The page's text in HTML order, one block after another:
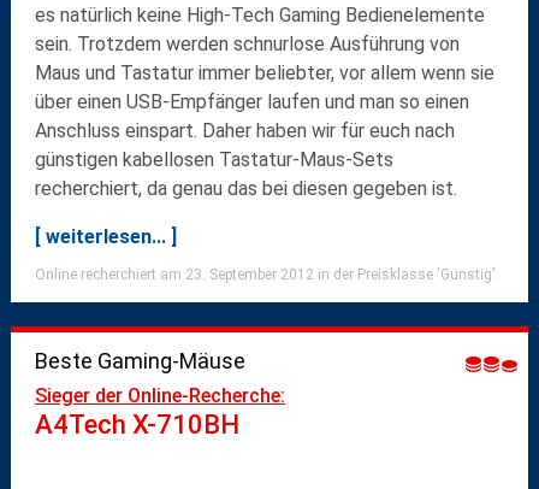
es natürlich keine High-Tech Gaming Bedienelemente
sein. Trotzdem werden schnurlose Ausführung von
Maus und Tastatur immer beliebter, vor allem wenn sie
über einen USB-Empfänger laufen und man so einen
Anschluss einspart. Daher haben wir für euch nach
günstigen kabellosen Tastatur-Maus-Sets
recherchiert, da genau das bei diesen gegeben ist.
[ weiterlesen... ]
Online recherchiert am 23. September 2012 in der Preisklasse 'Günstig'.
Beste Gaming-Mäuse
Sieger der Online-Recherche:
A4Tech X-710BH